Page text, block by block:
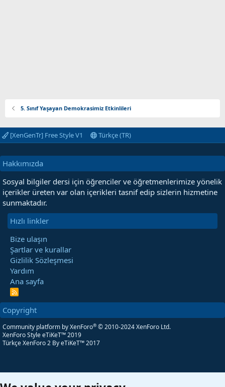
5. Sınıf Yaşayan Demokrasimiz Etkinlileri
[XenGenTr] Free Style V1 Türkçe (TR)
Hakkımızda
Sosyal bilgiler dersi için öğrenciler ve öğretmenlerimize yönelik
içerikler üreten var olan içerikleri tasnif edip sizlerin hizmetine
sunmaktadır.
Hızlı linkler
Bize ulaşın
Şartlar ve kurallar
Gizlilik Sözleşmesi
Yardım
Ana sayfa
R
S
Copyright
Community platform by XenForo® © 2010-2024 XenForo Ltd.
XenForo Style eTiKeT™ 2019
Türkçe XenForo 2 By eTiKeT™ 2017